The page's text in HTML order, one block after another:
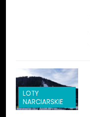
LOTY
NARCIARSKIE